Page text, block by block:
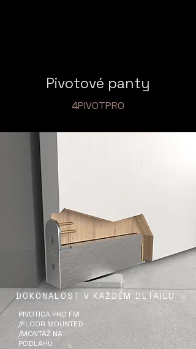
Pivotové panty
4PIVOTPRO
DOKONALOST V KAŽDÉM DETAILU
PIVOTICA PRO FM
/FLOOR MOUNTED
/MONTÁŽ NA
PODLAHU